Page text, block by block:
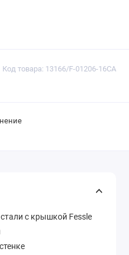
Код товара: 13166/F-01206-16CA
с крышкой Fessle